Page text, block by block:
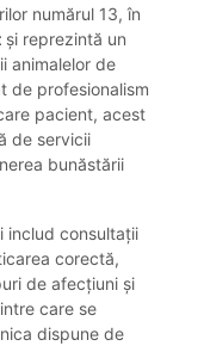
numărul 13, în
și reprezintă un
animalelor de
de profesionalism
pacient, acest
de servicii
bunăstării
includ consultații
corectă,
de afecțiuni și
care se
dispune de